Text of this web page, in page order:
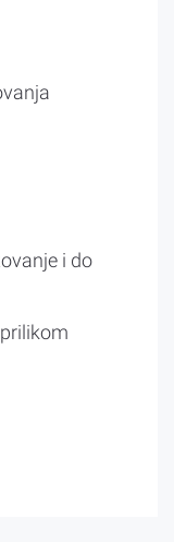
i do